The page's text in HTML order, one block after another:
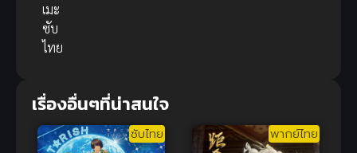
เมะ
ซับ
ไทย
เรื่องอื่นๆที่น่าสนใจ
ซับไทย พากย์ไทย